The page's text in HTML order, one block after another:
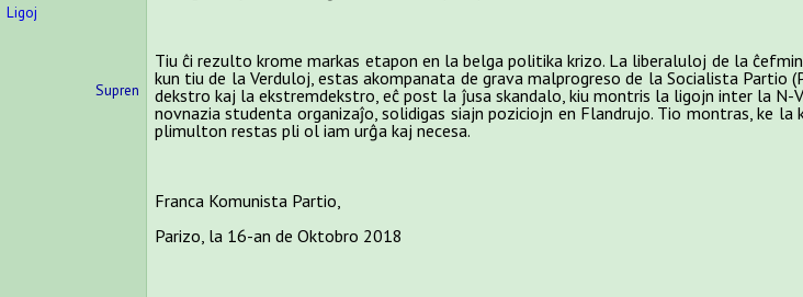
Ligoj
Supren
Tiu ĉi rezulto krome markas etapon en la belga politika krizo. La liberaluloj de la
kun tiu de la Verduloj, estas akompanata de grava malprogreso de la Socialista Partio
dekstro kaj la ekstremdekstro, eĉ post la ĵusa skandalo, kiu montris la ligojn inter la
novnazia studenta organizaĵo, solidigas siajn poziciojn en Flandrujo. Tio montras, ke
plimulton restas pli ol iam urĝa kaj necesa.
Franca Komunista Partio,
Parizo, la 16-an de Oktobro 2018